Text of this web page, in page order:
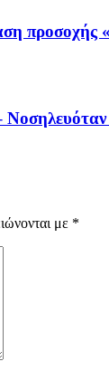
προσοχής
με *